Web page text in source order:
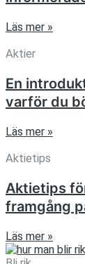
Läs mer »
Aktier
En
varför du
Läs mer »
Aktietips
Aktietips
framgång
Läs mer »